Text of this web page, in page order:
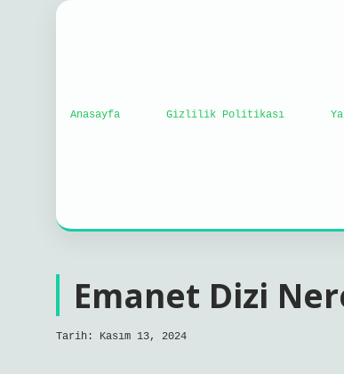
Anasayfa Gizlilik Politikası
Emanet Dizi
Tarih: Kasım 13, 2024